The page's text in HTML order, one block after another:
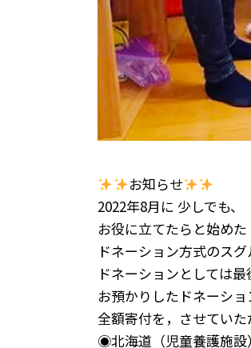
お知らせ
2022年8月に 少しでも、
お役に立てたらと始めた
ドネーション方式のスグ
ドネーションとしては最
お預かりしたドネーショ
全額寄付を，させてい
◉北海道（児童養護施設